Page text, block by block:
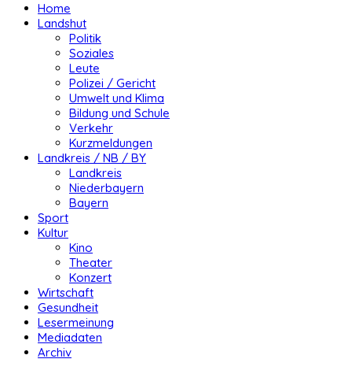
Home
Landshut
Politik
Soziales
Leute
Polizei / Gericht
Umwelt und Klima
Bildung und Schule
Verkehr
Kurzmeldungen
Landkreis / NB / BY
Landkreis
Niederbayern
Bayern
Sport
Kultur
Kino
Theater
Konzert
Wirtschaft
Gesundheit
Lesermeinung
Mediadaten
Archiv